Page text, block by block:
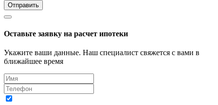
Отправить
Оставьте заявку на расчет ипотеки
Укажите ваши данные. Наш специалист свяжется с вами в
ближайшее время